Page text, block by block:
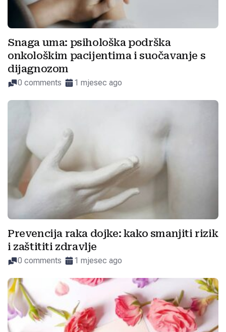
Snaga uma: psihološka podrška
onkološkim pacijentima i suočavanje s
dijagnozom
0 comments 1 mjesec ago
Prevencija raka dojke: kako smanjiti rizik
i zaštititi zdravlje
0 comments 1 mjesec ago